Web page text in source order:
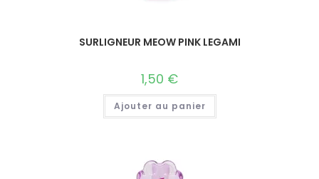
SURLIGNEUR MEOW PINK LEGAMI
1,50 €
Ajouter au panier